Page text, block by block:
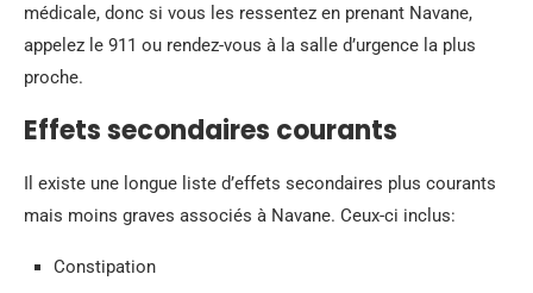
médicale, donc si vous les ressentez en prenant Navane,
appelez le 911 ou rendez-vous à la salle d’urgence la plus
proche.
Effets secondaires courants
Il existe une longue liste d’effets secondaires plus courants
mais moins graves associés à Navane. Ceux-ci inclus:
Constipation